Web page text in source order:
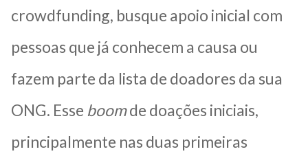
crowdfunding, busque apoio inicial com
pessoas que já conhecem a causa ou
fazem parte da lista de doadores da sua
ONG. Esse boomde doações iniciais,
principalmente nas duas primeiras